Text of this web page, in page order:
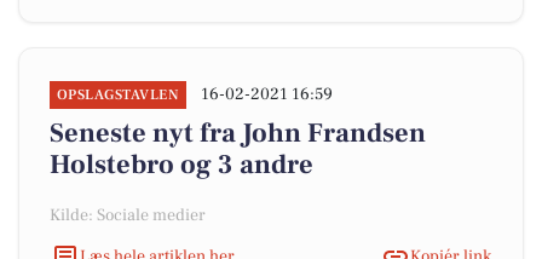
OPSLAGSTAVLEN 16-02-2021 16:59
Seneste nyt fra John Frandsen
Holstebro og 3 andre
Kilde: Sociale medier